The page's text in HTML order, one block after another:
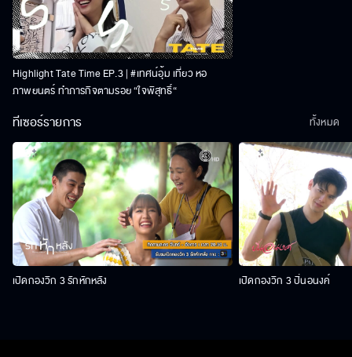
Highlight Tate Time EP.3 | #เทศน์อุ้ม เที่ยว หอ
ภาพยนตร์ ทำภารกิจตามรอย “ใจพิสุทธิ์“
ทีเซอร์รายการ
เปิดกองวิก 3 รักหักหลัง เปิดกองวิก 3 ปิ่นอนงค์
ทั้งหมด